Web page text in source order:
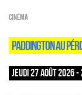
Cinéma
PADDINGTON AU
JEUDI 27 AOÛT 2026